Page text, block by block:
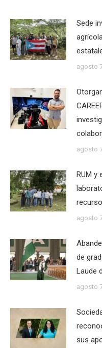
Sede
agosto
agosto
RUM y
agosto
de
Laude
agosto
sus